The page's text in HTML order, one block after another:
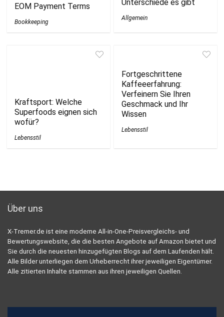
EOM Payment Terms
Bookkeeping
Unterschiede es gibt
Allgemein
Kraftsport: Welche
Superfoods eignen sich
wofür?
Lebensstil
Fortgeschrittene
Kaffeeerfahrung:
Verfeinern Sie Ihren
Geschmack und Ihr
Wissen
Lebensstil
Über uns
X-Tremer.de ist eine moderne All-in-One-Preisvergleichs- und
Bewertungswebsite, die die besten Angebote auf Amazon bietet und
Sie durch die neuesten hinzugefügten Blogs auf dem Laufenden hält.
Alle Bilder unterliegen dem Urheberrecht ihrer jeweiligen Eigentümer.
Alle zitierten Inhalte stammen aus ihren jeweiligen Quellen.